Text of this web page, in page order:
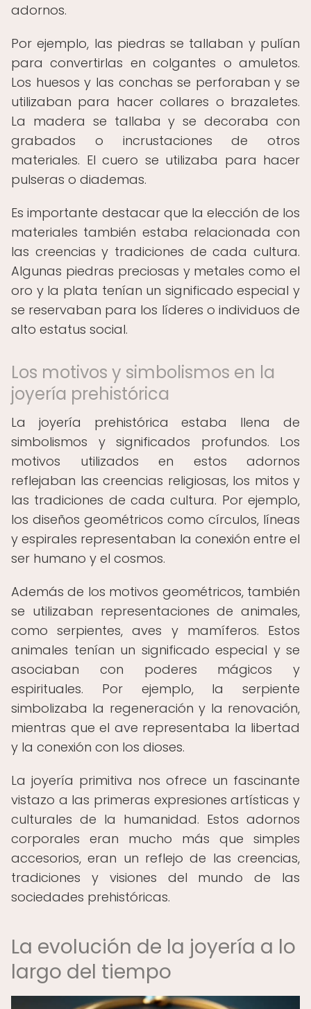
adornos.
Por ejemplo, las piedras se tallaban y pulían
para convertirlas en colgantes o amuletos.
Los huesos y las conchas se perforaban y se
utilizaban para hacer collares o brazaletes.
La madera se tallaba y se decoraba con
grabados o incrustaciones de otros
materiales. El cuero se utilizaba para hacer
pulseras o diademas.
Es importante destacar que la elección de los
materiales también estaba relacionada con
las creencias y tradiciones de cada cultura.
Algunas piedras preciosas y metales como el
oro y la plata tenían un significado especial y
se reservaban para los líderes o individuos de
alto estatus social.
Los motivos y simbolismos en la
joyería prehistórica
La joyería prehistórica estaba llena de
simbolismos y significados profundos. Los
motivos utilizados en estos adornos
reflejaban las creencias religiosas, los mitos y
las tradiciones de cada cultura. Por ejemplo,
los diseños geométricos como círculos, líneas
y espirales representaban la conexión entre el
ser humano y el cosmos.
Además de los motivos geométricos, también
se utilizaban representaciones de animales,
como serpientes, aves y mamíferos. Estos
animales tenían un significado especial y se
asociaban con poderes mágicos y
espirituales. Por ejemplo, la serpiente
simbolizaba la regeneración y la renovación,
mientras que el ave representaba la libertad
y la conexión con los dioses.
La joyería primitiva nos ofrece un fascinante
vistazo a las primeras expresiones artísticas y
culturales de la humanidad. Estos adornos
corporales eran mucho más que simples
accesorios, eran un reflejo de las creencias,
tradiciones y visiones del mundo de las
sociedades prehistóricas.
La evolución de la joyería a lo
largo del tiempo